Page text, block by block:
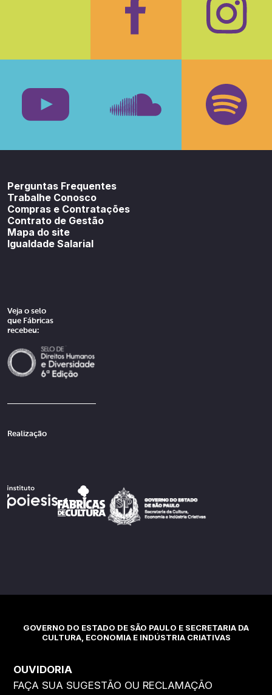
Facebook
Perguntas Frequentes
Trabalhe Conosco
Compras e Contratações
Contrato de Gestão
Mapa do site
Igualdade Salarial
Veja o selo
que Fábricas
recebeu:
Realização
GOVERNO DO ESTADO DE SÃO PAULO E SECRETARIA DA
CULTURA, ECONOMIA E INDÚSTRIA CRIATIVAS
OUVIDORIA
FAÇA SUA SUGESTÃO OU RECLAMAÇÃO